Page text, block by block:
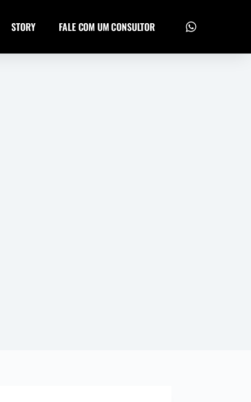
STORY FALE COM UM CONSULTOR